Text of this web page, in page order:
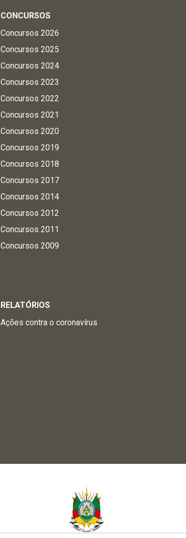
CONCURSOS
Concursos 2026
Concursos 2025
Concursos 2024
Concursos 2023
Concursos 2022
Concursos 2021
Concursos 2020
Concursos 2019
Concursos 2018
Concursos 2017
Concursos 2014
Concursos 2012
Concursos 2011
Concursos 2009
RELATÓRIOS
Ações contra o coronavírus